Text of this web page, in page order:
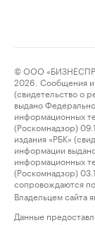
© ООО
2026. Сообщения и
(свидетельство о
выдано
информационных
(Роскомнадзор)
издания «РБК»
информации
информационных
(Роскомнадзор)
сопровождаются
Владельцем сайта
Данные